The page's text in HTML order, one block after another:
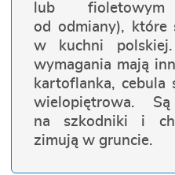
lub
od odmiany), które
w kuchni polskiej.
wymagania mają
kartoflanka, cebula
wielopiętrowa.
na szkodniki i
zimują w gruncie.